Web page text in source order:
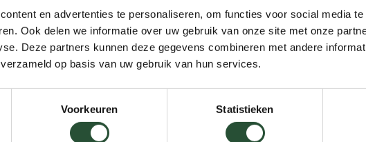
en advertenties te personaliseren, om functies voor social media te
Ook delen we informatie over uw gebruik van onze site met onze
Deze partners kunnen deze gegevens combineren met andere
op basis van uw gebruik van hun services.
Voorkeuren Statistieken
jouw tuin
hangt af van verschillende factoren. Denk aan de beschikbare
Stel jezelf deze vragen voordat je een keuze maakt:
of liever een rechte bank met losse stoelen?
landelijk of juist industrieel?